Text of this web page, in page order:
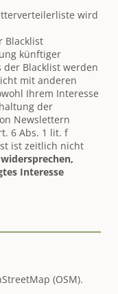
wird
Blacklist
künftiger
Blacklist werden
mit anderen
Ihrem Interesse
der
Newslettern
6 Abs. 1 lit. f
ist zeitlich nicht
Interesse
(OSM).